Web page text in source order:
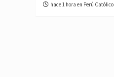
hace 1 hora en Perú Católico